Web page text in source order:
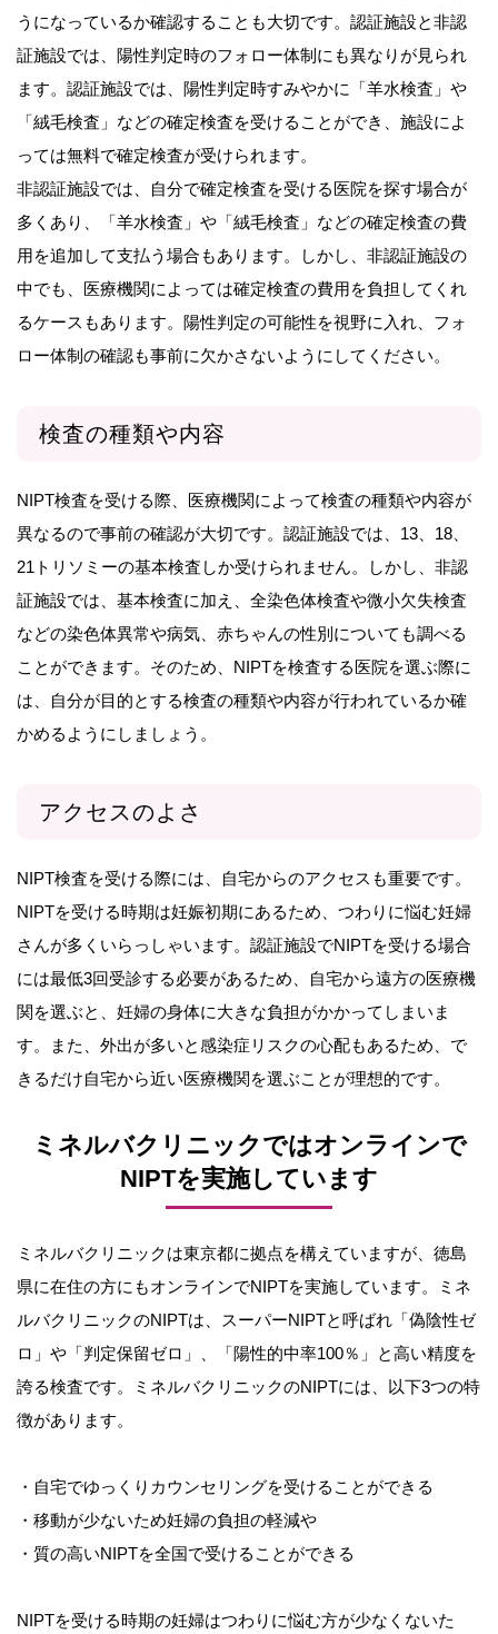
うになっているか確認することも大切です。認証施設と非認
証施設では、陽性判定時のフォロー体制にも異なりが見られ
ます。認証施設では、陽性判定時すみやかに「羊水検査」や
「絨毛検査」などの確定検査を受けることができ、施設によ
っては無料で確定検査が受けられます。
非認証施設では、自分で確定検査を受ける医院を探す場合が
多くあり、「羊水検査」や「絨毛検査」などの確定検査の費
用を追加して支払う場合もあります。しかし、非認証施設の
中でも、医療機関によっては確定検査の費用を負担してくれ
るケースもあります。陽性判定の可能性を視野に入れ、フォ
ロー体制の確認も事前に欠かさないようにしてください。
検査の種類や内容
NIPT検査を受ける際、医療機関によって検査の種類や内容が
異なるので事前の確認が大切です。認証施設では、13、18、
21トリソミーの基本検査しか受けられません。しかし、非認
証施設では、基本検査に加え、全染色体検査や微小欠失検査
などの染色体異常や病気、赤ちゃんの性別についても調べる
ことができます。そのため、NIPTを検査する医院を選ぶ際に
は、自分が目的とする検査の種類や内容が行われているか確
かめるようにしましょう。
アクセスのよさ
NIPT検査を受ける際には、自宅からのアクセスも重要です。
NIPTを受ける時期は妊娠初期にあるため、つわりに悩む妊婦
さんが多くいらっしゃいます。認証施設でNIPTを受ける場合
には最低3回受診する必要があるため、自宅から遠方の医療機
関を選ぶと、妊婦の身体に大きな負担がかかってしまいま
す。また、外出が多いと感染症リスクの心配もあるため、で
きるだけ自宅から近い医療機関を選ぶことが理想的です。
ミネルバクリニックではオンラインで
NIPTを実施しています
ミネルバクリニックは東京都に拠点を構えていますが、徳島
県に在住の方にもオンラインでNIPTを実施しています。ミネ
ルバクリニックのNIPTは、スーパーNIPTと呼ばれ「偽陰性ゼ
ロ」や「判定保留ゼロ」、「陽性的中率100％」と高い精度を
誇る検査です。ミネルバクリニックのNIPTには、以下3つの特
徴があります。
・自宅でゆっくりカウンセリングを受けることができる
・移動が少ないため妊婦の負担の軽減や
・質の高いNIPTを全国で受けることができる
NIPTを受ける時期の妊婦はつわりに悩む方が少なくないた